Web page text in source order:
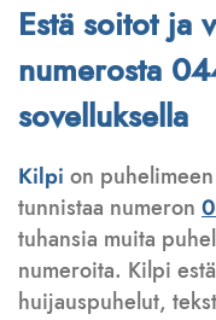
Estä soitot ja
numerosta
sovelluksella
Kilpi on
tunnistaa numeron
tuhansia muita
numeroita. Kilpi
huijauspuhelut,